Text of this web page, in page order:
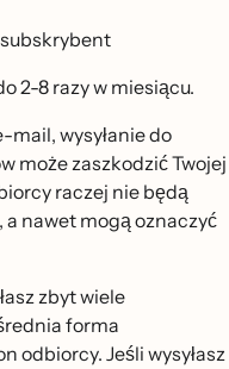
2-8 razy w miesiącu.
wysyłanie do
może zaszkodzić Twojej
raczej nie będą
a nawet mogą oznaczyć
zbyt wiele
forma
odbiorcy. Jeśli wysyłasz